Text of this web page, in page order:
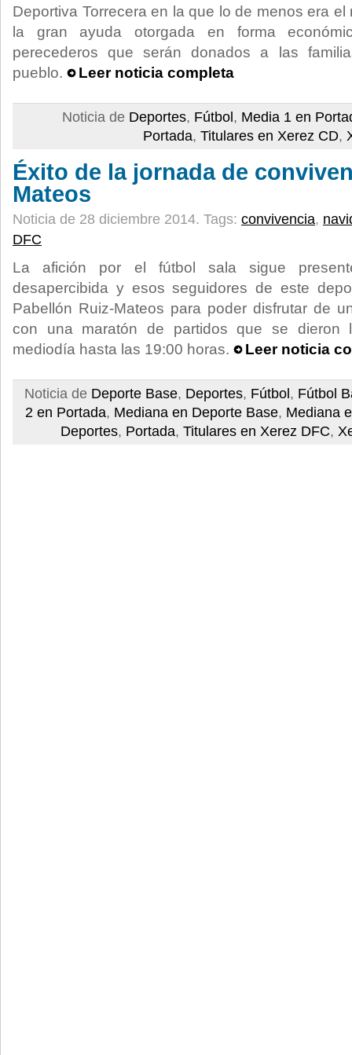
Deportiva Torrecera en la que lo de menos era
la gran ayuda otorgada en forma
perecederos que serán donados a las
pueblo.
Leer noticia completa
Noticia de Deportes, Fútbol , Media 1 en
Portada, Titulares en Xerez CD,
Éxito de la jornada de
Mateos
Noticia de 28 diciembre 2014. Tags: convivencia,
DFC
La afición por el fútbol sala sigue
desapercibida y esos seguidores de este
Pabellón Ruiz-Mateos para poder disfrutar de
con una maratón de partidos que se dieron
mediodía hasta las 19:00 horas.
Leer noticia
Noticia de Deporte Base, Deportes, Fútbol , Fútbol
2 en Portada, Mediana en Deporte Base, Mediana
Deportes, Portada, Titulares en Xerez DFC,